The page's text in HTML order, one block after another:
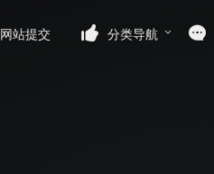
网站提交 分类导航